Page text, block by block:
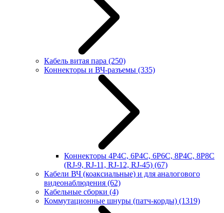
Кабель витая пара (250)
Коннекторы и ВЧ-разъемы (335)
Коннекторы 4P4C, 6P4C, 6P6C, 8P4C, 8P8C
(RJ-9, RJ-11, RJ-12, RJ-45) (67)
Кабели ВЧ (коаксиальные) и для аналогового
видеонаблюдения (62)
Кабельные сборки (4)
Коммутационные шнуры (патч-корды) (1319)